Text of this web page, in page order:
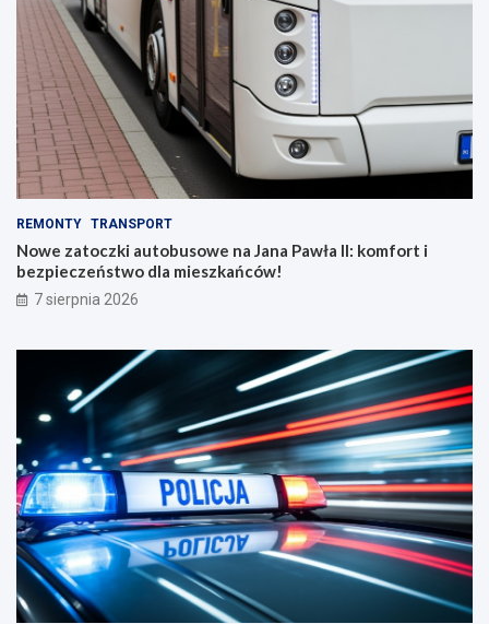
REMONTY TRANSPORT
Nowe zatoczki autobusowe na Jana Pawła II: komfort i
bezpieczeństwo dla mieszkańców!
7 sierpnia 2026